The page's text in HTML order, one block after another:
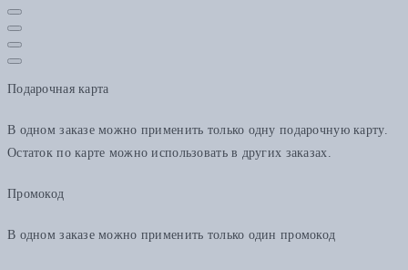
Подарочная карта
В одном заказе можно применить только одну подарочную карту.
Остаток по карте можно использовать в других заказах.
Промокод
В одном заказе можно применить только один промокод